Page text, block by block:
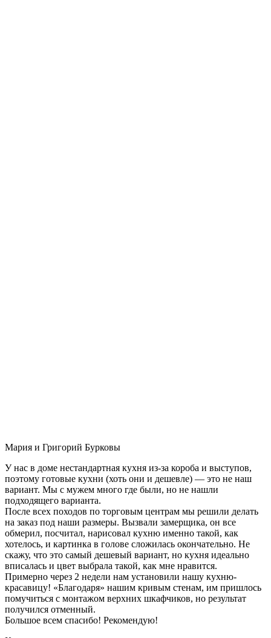
Мария и Григорий Бурковы
У нас в доме нестандартная кухня из-за короба и выступов,
поэтому готовые кухни (хоть они и дешевле) — это не наш
вариант. Мы с мужем много где были, но не нашли
подходящего варианта.
После всех походов по торговым центрам мы решили делать
на заказ под наши размеры. Вызвали замерщика, он все
обмерил, посчитал, нарисовал кухню именно такой, как
хотелось, и картинка в голове сложилась окончательно. Не
скажу, что это самый дешевый вариант, но кухня идеально
вписалась и цвет выбрала такой, как мне нравится.
Примерно через 2 недели нам установили нашу кухню-
красавицу! «Благодаря» нашим кривым стенам, им пришлось
помучиться с монтажом верхних шкафчиков, но результат
получился отменный.
Большое всем спасибо! Рекомендую!